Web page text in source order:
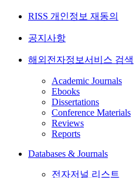
RISS 개인정보 재동의
공지사항
해외전자정보서비스 검색
Academic Journals
Ebooks
Dissertations
Conference Materials
Reviews
Reports
Databases & Journals
전자저널 리스트